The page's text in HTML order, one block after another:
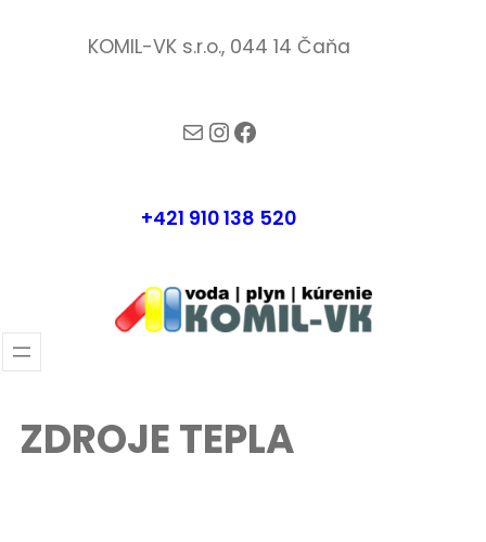
KOMIL-VK s.r.o., 044 14 Čaňa
komil-vk@komilvk.sk
Instagram
Facebook
+421 910 138 520
ZDROJE TEPLA